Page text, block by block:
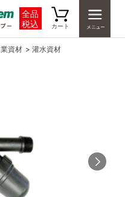
全品
税込
カート
資材 > 灌水資材